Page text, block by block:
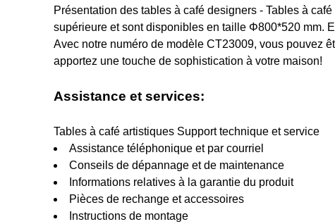
Présentation des tables à café designers - Tables à
supérieure et sont disponibles en taille Φ800*520 mm.
Avec notre numéro de modèle CT23009, vous pouvez
apportez une touche de sophistication à votre maison!
Assistance et services:
Tables à café artistiques Support technique et service
Assistance téléphonique et par courriel
Conseils de dépannage et de maintenance
Informations relatives à la garantie du produit
Pièces de rechange et accessoires
Instructions de montage